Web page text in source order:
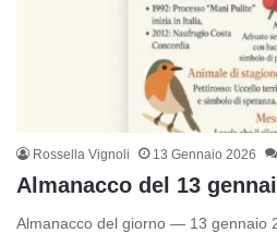
Rossella Vignoli 13 Gennaio 2026
Almanacco del 13
Almanacco del giorno — 13 gennaio